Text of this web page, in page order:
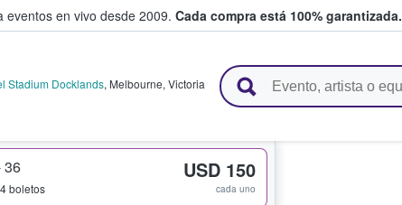
eventos en vivo desde 2009. Cada compra está 100% garantizada.
y venden boletos
Stadium Docklands, Melbourne, Victoria
36
boletos
USD 150
cada uno